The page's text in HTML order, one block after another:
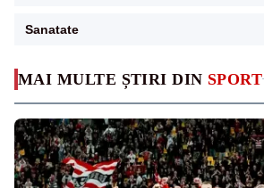
MAI MULTE ȘTIRI DIN SPORT
Sanatate